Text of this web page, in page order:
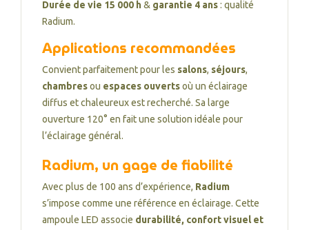
Durée de vie 15 000 h& garantie 4 ans: qualité
Radium.
Applications recommandées
Convient parfaitement pour les salons, séjours,
chambresou espaces ouvertsoù un éclairage
diffus et chaleureux est recherché. Sa large
ouverture 120° en fait une solution idéale pour
l’éclairage général.
Radium, un gage de fiabilité
Avec plus de 100 ans d’expérience, Radium
s’impose comme une référence en éclairage. Cette
ampoule LED associe durabilité, confort visuel et